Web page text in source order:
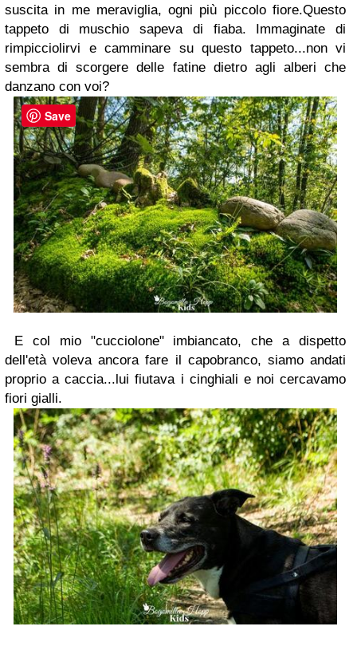
suscita in me meraviglia, ogni più piccolo fiore.Questo
tappeto di muschio sapeva di fiaba. Immaginate di
rimpicciolirvi e camminare su questo tappeto...non vi
sembra di scorgere delle fatine dietro agli alberi che
danzano con voi?
E col mio "cucciolone" imbiancato, che a dispetto
dell'età voleva ancora fare il capobranco, siamo andati
proprio a caccia...lui fiutava i cinghiali e noi cercavamo
fiori gialli.
Save